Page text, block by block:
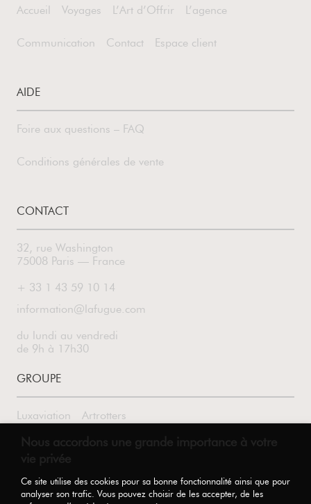
Accueil Voyages L’Art d’Offrir L’agence
Communication Contact Espace client
AIDE
Foire aux questions – FAQ
Conditions générales de vente
CONTACT
32, rue Washington
75008 Paris — France
+ 33 1 43 59 10 14
information@lafugue.com
du lundi au vendredi
de 9h à 17h30
GROUPE
Luxaviation Artrotters
SUIVEZ-NOUS
Nous accordons une grande importance à votre
vie privée
Ce site utilise des cookies pour sa bonne fonctionnalité ainsi que pour
analyser son trafic. Vous pouvez choisir de les accepter, de les